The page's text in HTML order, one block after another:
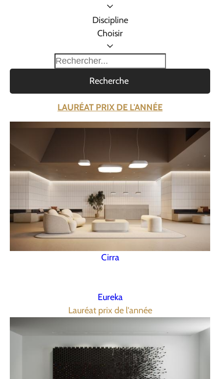
Discipline
Choisir
Recherche
LAURÉAT PRIX DE L'ANNÉE
Cirra
Eureka
Lauréat prix de l'année